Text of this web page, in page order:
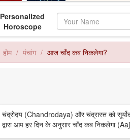
Personalized
Horoscope
Name
होम पंचांग आज चाँद कब निकलेगा?
चंद्रोदय (Chandrodaya) और चंद्रास्त को
द्वारा आप हर दिन के अनुसार चाँद कब निकलेगा